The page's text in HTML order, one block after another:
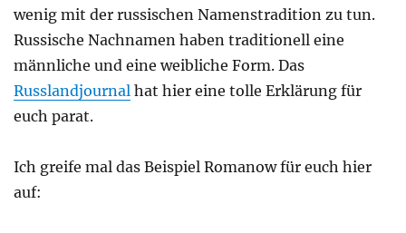
wenig mit der russischen Namenstradition zu tun.
Russische Nachnamen haben traditionell eine
männliche und eine weibliche Form. Das
Russlandjournal hat hier eine tolle Erklärung für
euch parat.
Ich greife mal das Beispiel Romanow für euch hier
auf: